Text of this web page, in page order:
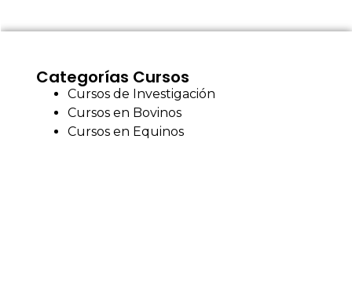
Categorías Cursos
Cursos de Investigación
Cursos en Bovinos
Cursos en Equinos